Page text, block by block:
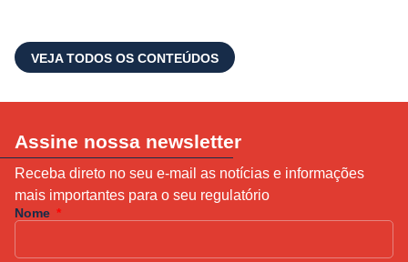
VEJA TODOS OS CONTEÚDOS
Assine nossa newsletter
Receba direto no seu e-mail as notícias e informações
mais importantes para o seu regulatório
Nome